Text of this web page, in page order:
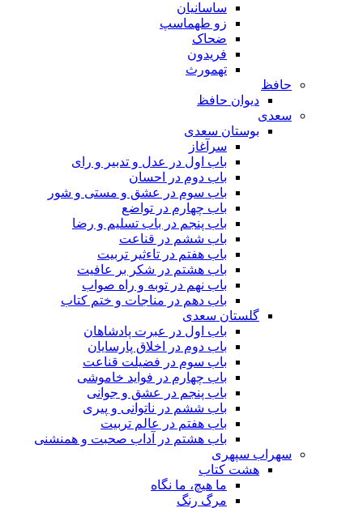
ساسانیان
زو طهماسپ‏
ضحاک
فریدون
تهمورث
حافظ
دیوان حافظ
سعدی
بوستان سعدی
سرآغاز
باب اول در عدل و تدبیر و رای
باب دوم در احسان
باب سوم در عشق و مستی و شور
باب چهارم در تواضع
باب پنجم در باب تسلیم و رضا
باب ششم در قناعت
باب هفتم در تاءثیر تربیت
باب هشتم در شکر بر عافیت
باب نهم در توبه و راه صواب
باب دهم در مناجات و ختم کتاب
گلستان سعدی
باب اول در عبرت پادشاهان
باب دوم در اخلاق پارسایان
باب سوم در فضیلت قناعت
باب چهارم در فواید خاموشى
باب پنجم در عشق و جوانى
باب ششم در ناتوانى و پیرى
باب هفتم در عالم تربیت
باب هشتم در آداب صحبت و همنشنى
سهراب سپهری
هشت کتاب
ما هیچ، ما نگاه
مرگ رنگ